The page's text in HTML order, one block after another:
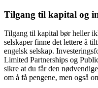
Tilgang til kapital og
Tilgang til kapital bør heller
selskaper finne det lettere å
engelsk selskap.
Limited Partnerships og
sikre at du får den
om å få pengene, men også